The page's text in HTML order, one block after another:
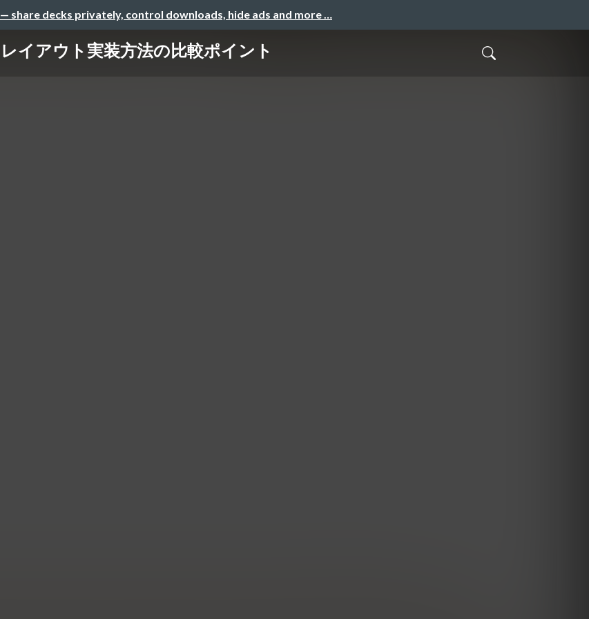
— share decks privately, control downloads, hide ads and more …
レイアウト実装方法の比較ポイント